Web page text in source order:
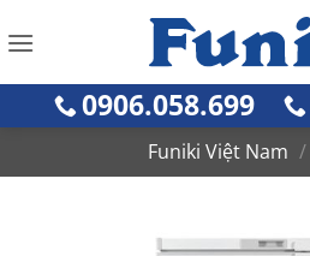
qua
0906.058.699
Funiki Việt Nam /